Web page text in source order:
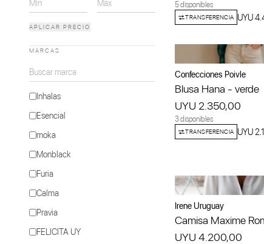
APLICAR PRECIO
MARCAS
Inhalas
Esencial
moka
Monblack
Furia
Calma
Pravia
FELICITA UY
5 disponibles
TRANSFERENCIA UYU
Confecciones Poivle
Blusa Hana - verde
UYU 2.350,00
3 disponibles
TRANSFERENCIA UYU
Irene Uruguay
Camisa Maxime
UYU 4.200,00